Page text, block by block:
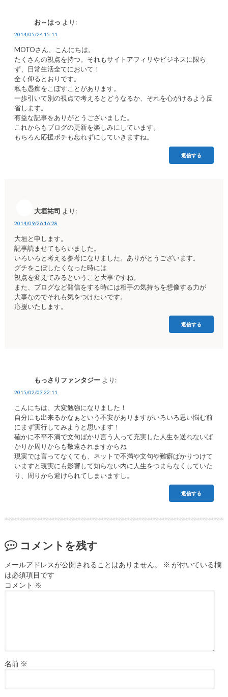
お～はっ より:
2014/05/24 15:11
MOTOさん、こんにちは。
たくさんの視点を持つ。それもサイトアフィリやビジネスに限ら
ず、日常生活全てにおいて！
全く仰るとおりです。
私も愚痴をこぼすことがあります。
一歩引いて別の視点で考えるとどうなるか、それを心がけるよう反
省します。
有益な記事をありがとうございました。
これからもブログの更新を楽しみにしています。
もちろん応援ポチも忘れずにしていきますね。
返信する
大垣祐司 より:
2014/09/26 16:28
大垣と申します。
記事読ませてもらいました。
いろいろと考える参考になりました。ありがとうございます。
グチをこぼしたくなった時には
視点を変えてみるということ大事ですね。
また、ブログなど発信をする時には相手の気持ちを想像する力が
大事なのでそれも気をつけたいです。
応援いたします。
返信する
もっさりファンタジー より:
2015/02/03 22:11
こんにちは、大変勉強になりました！
自分にも出来るかなぁという不安がありますがいろいろ思い悩む前
にまず実行してみようと思います！
確かに不平不満で文句ばかり言う人って充実した人生を送れないば
かりか周りからも敬遠されますからね
現実では言ってなくても、ネットで不満や文句や難癖ばかりつけて
いますと現実にも影響して知らない内に人生をつまらなくしていた
り、周りから避けられてしまいますし。
返信する
コメントを残す
メールアドレスが公開されることはありません。 ※ が付いている欄
は必須項目です
コメント ※
名前 ※